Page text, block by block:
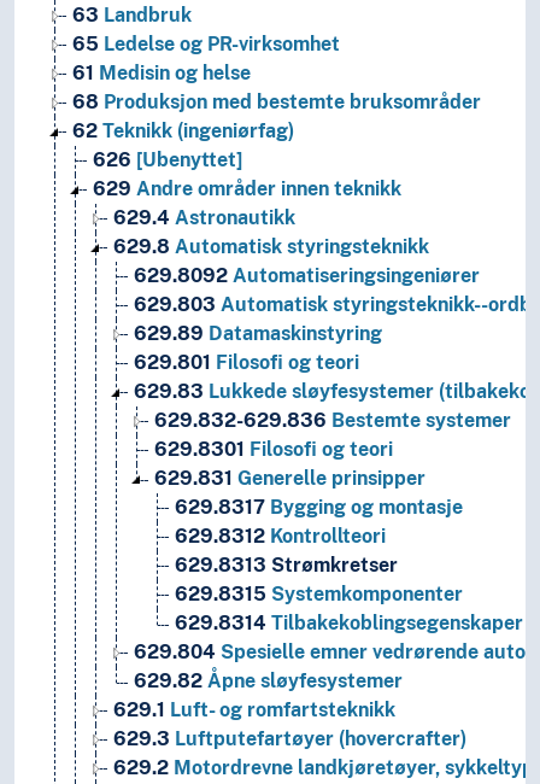
63 Landbruk
65 Ledelse og PR-virksomhet
61 Medisin og helse
68 Produksjon med bestemte bruksområder
62 Teknikk (ingeniørfag)
626 [Ubenyttet]
629 Andre områder innen teknikk
629.4 Astronautikk
629.8 Automatisk styringsteknikk
629.8092 Automatiseringsingeniører
629.803 Automatisk styringsteknikk--
629.89 Datamaskinstyring
629.801 Filosofi og teori
629.83 Lukkede sløyfesystemer
629.832-629.836 Bestemte systemer
629.8301 Filosofi og teori
629.831 Generelle prinsipper
629.8317 Bygging og montasje
629.8312 Kontrollteori
629.8313 Strømkretser
629.8315 Systemkomponenter
629.8314 Tilbakekoblingsegenskaper
629.804 Spesielle emner vedrørende
629.82 Åpne sløyfesystemer
629.1 Luft- og romfartsteknikk
629.3 Luftputefartøyer (hovercrafter)
629.2 Motordrevne landkjøretøyer,